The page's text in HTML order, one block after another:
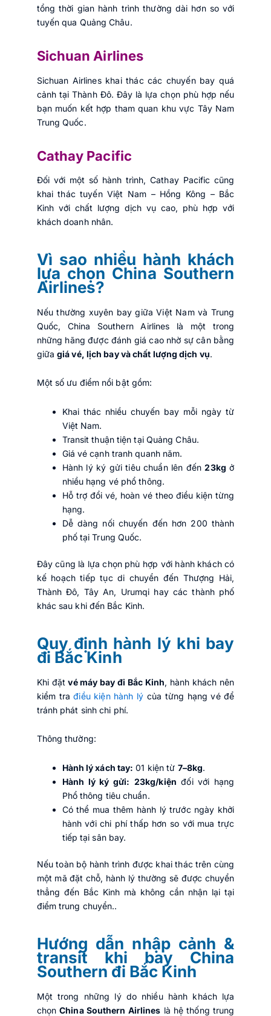
tổng thời gian hành trình thường dài hơn so với
tuyến qua Quảng Châu.
Sichuan Airlines
Sichuan Airlines khai thác các chuyến bay quá
cảnh tại Thành Đô. Đây là lựa chọn phù hợp nếu
bạn muốn kết hợp tham quan khu vực Tây Nam
Trung Quốc.
Cathay Pacific
Đối với một số hành trình, Cathay Pacific cũng
khai thác tuyến Việt Nam – Hồng Kông – Bắc
Kinh với chất lượng dịch vụ cao, phù hợp với
khách doanh nhân.
Vì sao nhiều hành khách
lựa chọn China Southern
Airlines?
Nếu thường xuyên bay giữa Việt Nam và Trung
Quốc, China Southern Airlines là một trong
những hãng được đánh giá cao nhờ sự cân bằng
giữagiá vé, lịch bay và chất lượng dịch vụ.
Một số ưu điểm nổi bật gồm:
Khai thác nhiều chuyến bay mỗi ngày từ
Việt Nam.
Transit thuận tiện tại Quảng Châu.
Giá vé cạnh tranh quanh năm.
Hành lý ký gửi tiêu chuẩn lên đến23kg ở
nhiều hạng vé phổ thông.
Hỗ trợ đổi vé, hoàn vé theo điều kiện từng
hạng.
Dễ dàng nối chuyến đến hơn 200 thành
phố tại Trung Quốc.
Đây cũng là lựa chọn phù hợp với hành khách có
kế hoạch tiếp tục di chuyển đến Thượng Hải,
Thành Đô, Tây An, Urumqi hay các thành phố
khác sau khi đến Bắc Kinh.
Quy định hành lý khi bay
đi Bắc Kinh
Khi đặtvé máy bay đi Bắc Kinh, hành khách nên
kiểm trađiều kiện hành lý của từng hạng vé để
tránh phát sinh chi phí.
Thông thường:
Hành lý xách tay: 01 kiện từ 7–8kg.
Hành lý ký gửi: 23kg/kiện đối với hạng
Phổ thông tiêu chuẩn.
Có thể mua thêm hành lý trước ngày khởi
hành với chi phí thấp hơn so với mua trực
tiếp tại sân bay.
Nếu toàn bộ hành trình được khai thác trên cùng
một mã đặt chỗ, hành lý thường sẽ được chuyển
thẳng đến Bắc Kinh mà không cần nhận lại tại
điểm trung chuyển..
Hướng dẫn nhập cảnh &
transit khi bay China
Southern đi Bắc Kinh
Một trong những lý do nhiều hành khách lựa
chọnChina Southern Airlines là hệ thống trung